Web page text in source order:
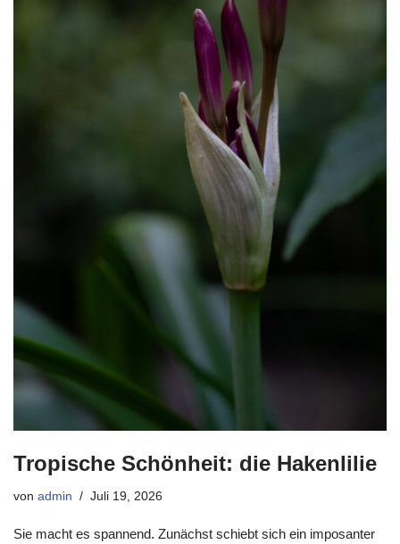
Tropische Schönheit: die Hakenlilie
von admin Juli 19, 2026
Sie macht es spannend. Zunächst schiebt sich ein imposanter